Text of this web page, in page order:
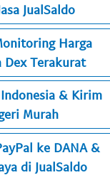
JualSaldo
Harga
Dex Terakurat
& Kirim
Murah
ke DANA &
di JualSaldo